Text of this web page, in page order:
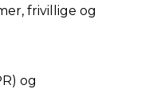
frivillige og
og